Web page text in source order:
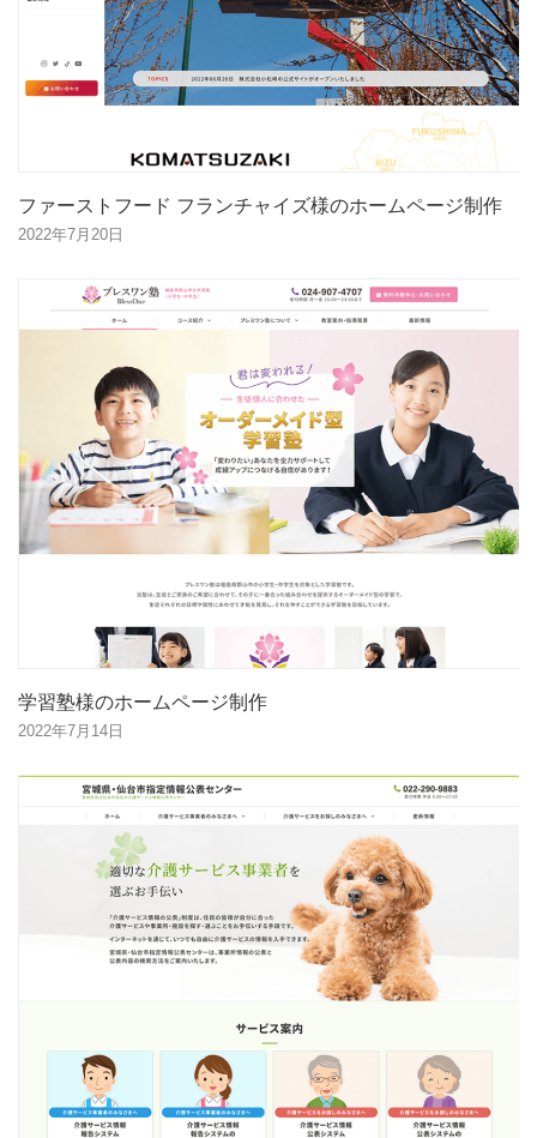
ファーストフード フランチャイズ様のホームページ制作
2022年7月20日
学習塾様のホームページ制作
2022年7月14日